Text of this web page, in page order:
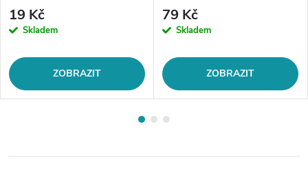
19 Kč
Skladem
ZOBRAZIT
79 Kč
Skladem
ZOBRAZIT